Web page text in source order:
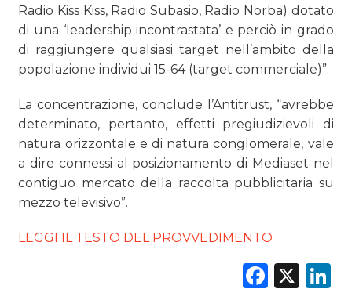
Radio Kiss Kiss, Radio Subasio, Radio Norba) dotato
di una ‘leadership incontrastata’ e perciò in grado
di raggiungere qualsiasi target nell’ambito della
popolazione individui 15-64 (target commerciale)”.
La concentrazione, conclude l’Antitrust, “avrebbe
determinato, pertanto, effetti pregiudizievoli di
natura orizzontale e di natura conglomerale, vale
a dire connessi al posizionamento di Mediaset nel
contiguo mercato della raccolta pubblicitaria su
mezzo televisivo”.
LEGGI IL TESTO DEL PROVVEDIMENTO
X